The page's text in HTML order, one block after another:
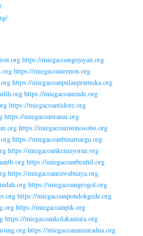
https://miegacoangejayan.org
https://miegacoanrenon.org
https://miegacoanpulaupramuka.org
https://miegacoanende.org
https://miegacoantidore.org
https://miegacoanranai.org
https://miegacoanwonosobo.org
https://miegacoanbinamarga.org
https://miegacoankemayoran.org
https://miegacoanbenhil.org
https://miegacoanrawabuaya.org
https://miegacoangrogol.org
https://miegacoanpondokgede.org
https://miegacoanpik.org
https://miegacoankolakautara.org
https://miegacoanmuaradua.org